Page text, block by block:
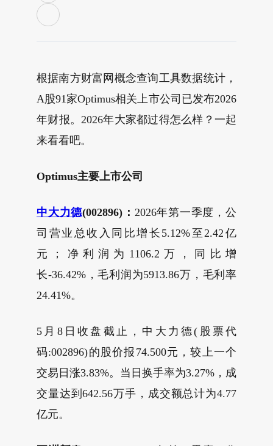
根据南方财富网概念查询工具数据统计，
A股91家Optimus相关上市公司已发布2026
年财报。2026年大家都过得怎么样？一起
来看看吧。
Optimus主要上市公司
中大力德(002896)： 2026年第一季度，公
司营业总收入同比增长5.12%至2.42亿
元；净利润为1106.2万，同比增
长-36.42%，毛利润为5913.86万，毛利率
24.41%。
5月8日收盘截止，中大力德(股票代
码:002896)的股价报74.500元，较上一个
交易日涨3.83%。当日换手率为3.27%，成
交量达到642.56万手，成交额总计为4.77
亿元。